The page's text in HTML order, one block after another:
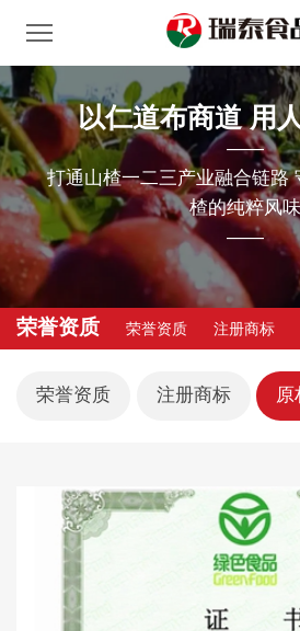
瑞泰食品
以仁道布商道 用
——
打通山楂一二三产业融合链路
楂的纯粹风味
——
荣誉资质 荣誉资质 注册商标
荣誉资质 注册商标 原